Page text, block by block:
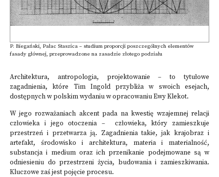
P. Biegański, Pałac Staszica – studium proporcji poszczególnych elementów
fasady głównej, przeprowadzone na zasadzie złotego podziału
Architektura, antropologia, projektowanie – to tytułowe
zagadnienia, które Tim Ingold przybliża w swoich esejach,
dostępnych w polskim wydaniu w opracowaniu Ewy Klekot.
W jego rozważaniach akcent pada na kwestię wzajemnej relacji
człowieka i jego otoczenia – człowieka, który zamieszkuje
przestrzeń i przetwarza ją. Zagadnienia takie, jak krajobraz i
artefakt, środowisko i architektura, materia i materialność,
substancja i medium oraz ich przenikanie podejmowane są w
odniesieniu do przestrzeni życia, budowania i zamieszkiwania.
Kluczowe zaś jest pojęcie procesu.